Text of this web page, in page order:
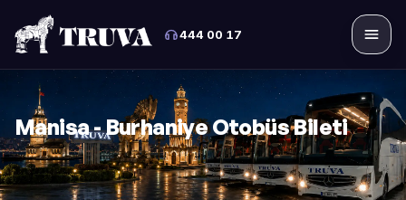
444 00 17
Manisa - Burhaniye Otobüs Bileti